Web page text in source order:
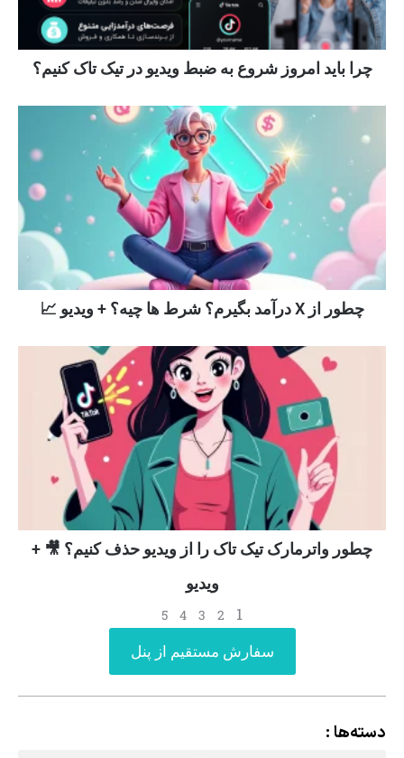
چرا باید امروز شروع به ضبط ویدیو در تیک تاک کنیم؟
چطور از X درآمد بگیرم؟ شرط ها چیه؟ + ویدیو 📈
چطور واترمارک تیک تاک را از ویدیو حذف کنیم؟ 🎥 +
ویدیو
1
2
3
4
5
سفارش مستقیم از پنل
دسته‌ها :